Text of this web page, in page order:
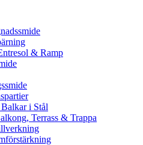
& Ramp
i Stål
Terrass & Trappa